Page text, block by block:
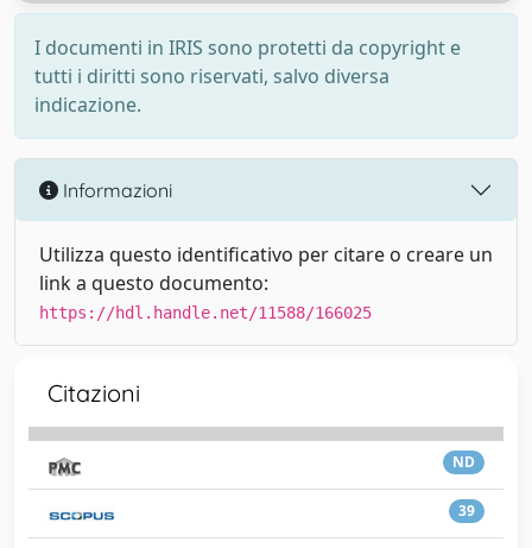
I documenti in IRIS sono protetti da copyright e
tutti i diritti sono riservati, salvo diversa
indicazione.
Informazioni
Utilizza questo identificativo per citare o creare un
link a questo documento:
https://hdl.handle.net/11588/166025
Citazioni
ND
39